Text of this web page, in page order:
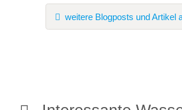
weitere Blogposts und Artikel